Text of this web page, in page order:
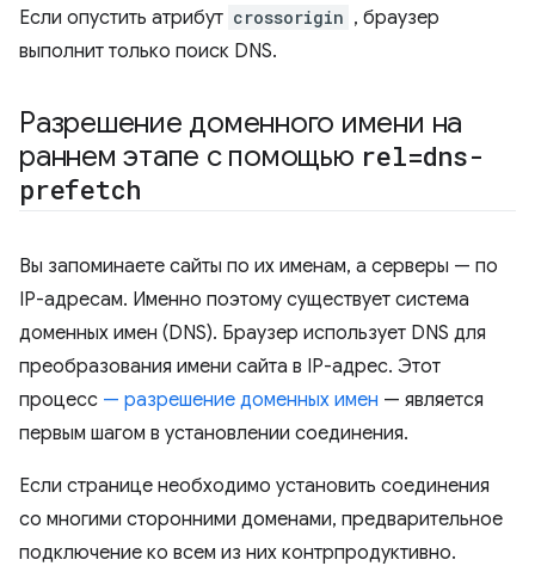
Если опустить атрибут crossorigin , браузер
выполнит только поиск DNS.
Разрешение доменного имени на
раннем этапе с помощью rel=dns-
prefetch
Вы запоминаете сайты по их именам, а серверы — по
IP-адресам. Именно поэтому существует система
доменных имен (DNS). Браузер использует DNS для
преобразования имени сайта в IP-адрес. Этот
процесс — разрешение доменных имен — является
первым шагом в установлении соединения.
Если странице необходимо установить соединения
со многими сторонними доменами, предварительное
подключение ко всем из них контрпродуктивно.